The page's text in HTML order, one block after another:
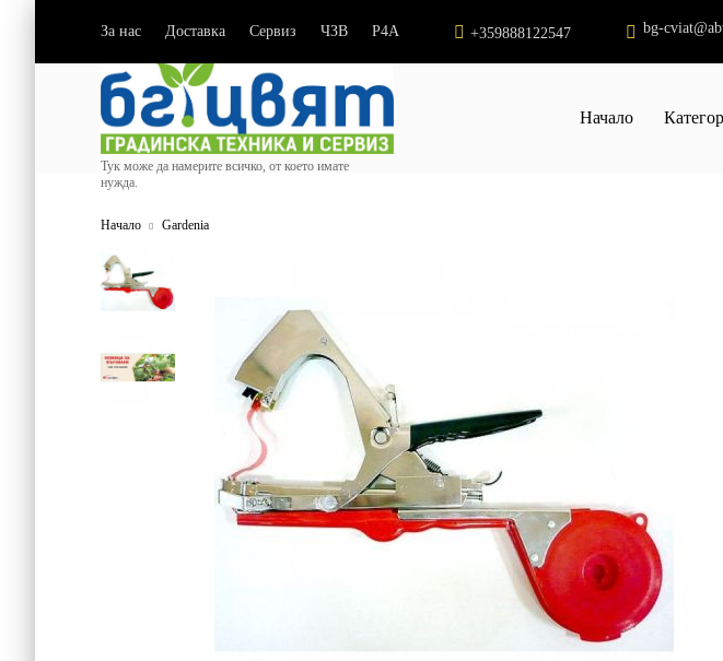
За нас Доставка Сервиз ЧЗВ P4A +359888122547 bg-
Тук може да намерите всичко, от което имате
нужда.
Начало
Начало Gardenia